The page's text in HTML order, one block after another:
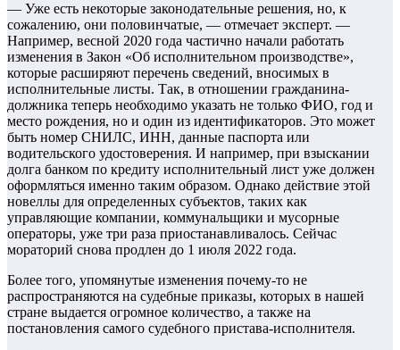
— Уже есть некоторые законодательные решения, но, к
сожалению, они половинчатые, — отмечает эксперт. —
Например, весной 2020 года частично начали работать
изменения в Закон «Об исполнительном производстве»,
которые расширяют перечень сведений, вносимых в
исполнительные листы. Так, в отношении гражданина-
должника теперь необходимо указать не только ФИО, год и
место рождения, но и один из идентификаторов. Это может
быть номер СНИЛС, ИНН, данные паспорта или
водительского удостоверения. И например, при взыскании
долга банком по кредиту исполнительный лист уже должен
оформляться именно таким образом. Однако действие этой
новеллы для определенных субъектов, таких как
управляющие компании, коммунальщики и мусорные
операторы, уже три раза приостанавливалось. Сейчас
мораторий снова продлен до 1 июля 2022 года.
Более того, упомянутые изменения почему-то не
распространяются на судебные приказы, которых в нашей
стране выдается огромное количество, а также на
постановления самого судебного пристава-исполнителя.